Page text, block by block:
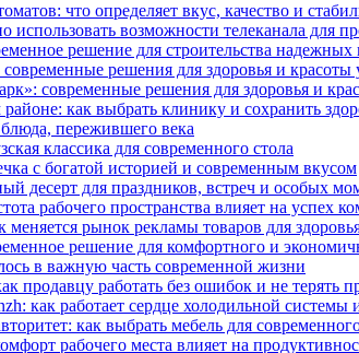
что определяет вкус, качество и
использовать возможности телеканала для
решение для строительства
решения для здоровья и красоты
современные решения для здоровья и
как выбрать клинику и сохранить
пережившего века
классика для современного стола
с богатой историей и современным вкусом
десерт для праздников, встреч и особых
рабочего пространства влияет на успех
меняется рынок рекламы товаров для
решение для комфортного и
в важную часть современной жизни
продавцу работать без ошибок и не терять
как работает сердце холодильной системы
как выбрать мебель для
рабочего места влияет на